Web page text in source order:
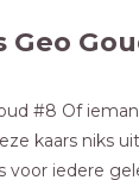
Geo
#8 Of
kaars niks
voor iedere